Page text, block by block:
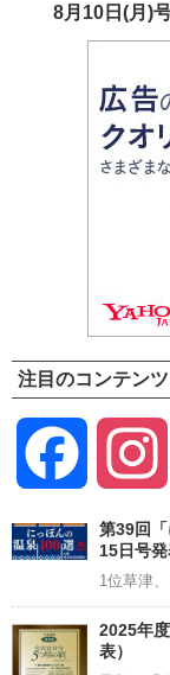
8月10日(月)
注目のコンテンツ
Facebook
第39回
15日号発
1位草津
2025年
表）